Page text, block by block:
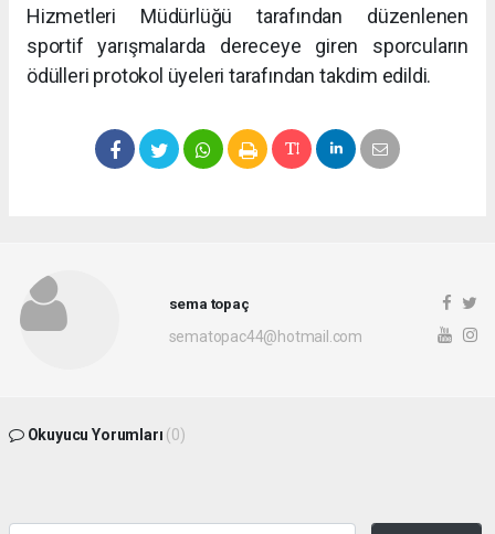
Hizmetleri Müdürlüğü tarafından düzenlenen
sportif yarışmalarda dereceye giren sporcuların
ödülleri protokol üyeleri tarafından takdim edildi.
sema topaç
sematopac44@hotmail.com
Okuyucu Yorumları (0)